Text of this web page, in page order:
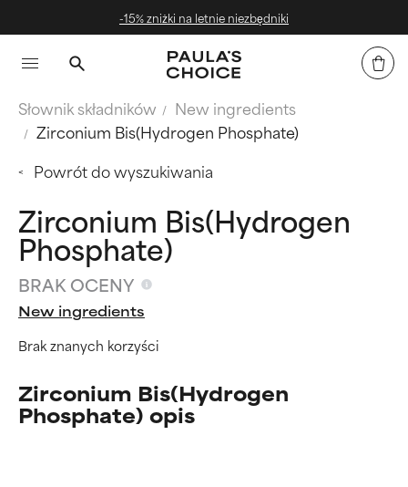
-15% zniżki na letnie niezbędniki
Słownik składników
New ingredients
Zirconium Bis(Hydrogen Phosphate)
Powrót do wyszukiwania
Zirconium Bis(Hydrogen
Phosphate)
BRAK OCENY
New ingredients
Brak znanych korzyści
Zirconium Bis(Hydrogen
Phosphate) opis